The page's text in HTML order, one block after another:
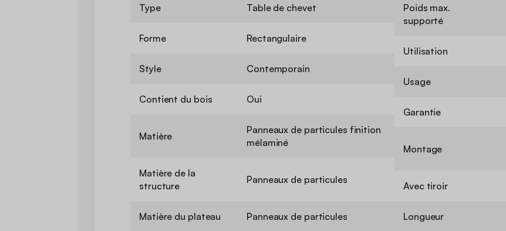
Type Table de chevet
Forme Rectangulaire
Style Contemporain
Contient du bois Oui
Matière
Panneaux de particules finition
mélaminé
Matière de la
structure
Panneaux de particules
Matière du plateau Panneaux de particules
Poids max.
supporté
Utilisation
Usage
Garantie
Montage
Avec tiroir
Longueur